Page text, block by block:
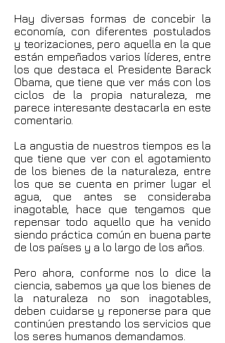
Hay diversas formas de concebir la
economía, con diferentes postulados
y teorizaciones, pero aquella en la que
están empeñados varios líderes, entre
los que destaca el Presidente Barack
Obama, que tiene que ver más con los
ciclos de la propia naturaleza, me
parece interesante destacarla en este
comentario.
La angustia de nuestros tiempos es la
que tiene que ver con el agotamiento
de los bienes de la naturaleza, entre
los que se cuenta en primer lugar el
agua, que antes se consideraba
inagotable, hace que tengamos que
repensar todo aquello que ha venido
siendo práctica común en buena parte
de los países y a lo largo de los años.
Pero ahora, conforme nos lo dice la
ciencia, sabemos ya que los bienes de
la naturaleza no son inagotables,
deben cuidarse y reponerse para que
continúen prestando los servicios que
los seres humanos demandamos.